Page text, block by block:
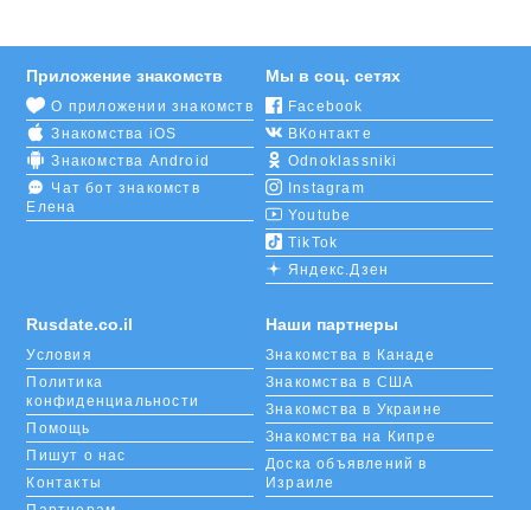
Rusdate.co.il
Условия
Политика
конфиденциальности
Помощь
Пишут о нас
Контакты
Приложение знакомств
О приложении знакомств
Знакомства iOS
Знакомства Android
Чат бот знакомств
Елена
Мы в соц. сетях
Facebook
ВКонтакте
Odnoklassniki
Instagram
Youtube
TikTok
Яндекс.Дзен
Наши партнеры
Знакомства в Канаде
Знакомства в США
Знакомства в Украине
Знакомства на Кипре
Доска объявлений в
Израиле